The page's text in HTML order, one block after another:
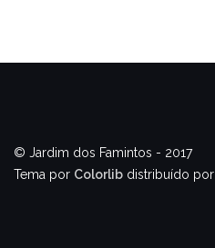
© Jardim dos Famintos - 2017
Tema por Colorlib distribuído por